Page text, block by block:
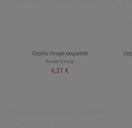
Cepillo Image esqueleto
Asuer Group
6,21 €